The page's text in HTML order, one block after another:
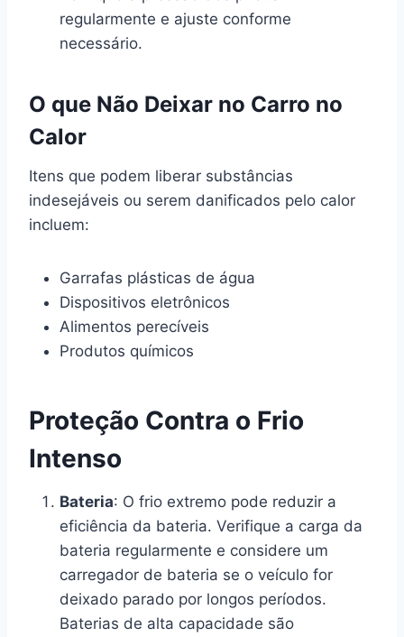
regularmente e ajuste conforme
necessário.
O que Não Deixar no Carro no
Calor
Itens que podem liberar substâncias
indesejáveis ou serem danificados pelo calor
incluem:
Garrafas plásticas de água
Dispositivos eletrônicos
Alimentos perecíveis
Produtos químicos
Proteção Contra o Frio
Intenso
Bateria: O frio extremo pode reduzir a
eficiência da bateria. Verifique a carga da
bateria regularmente e considere um
carregador de bateria se o veículo for
deixado parado por longos períodos.
Baterias de alta capacidade são